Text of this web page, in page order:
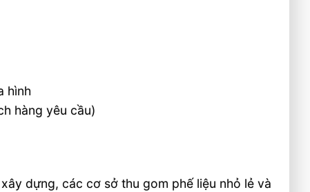
hình
hàng yêu cầu)
dựng, các cơ sở thu gom phế liệu nhỏ lẻ và